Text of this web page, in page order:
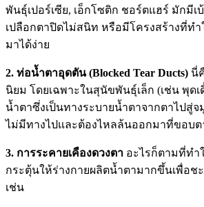
พันธุ์เปอร์เซีย, เอ็กโซติก ชอร์ตแฮร์ มักมีเ
เปลือกตาปิดไม่สนิท หรือมีโครงสร้างที่ท
มาได้ง่าย
2. ท่อน้ำตาอุดตัน (Blocked Tear Ducts) นี่
นิยม โดยเฉพาะในสุนัขพันธุ์เล็ก (เช่น พุด
น้ำตาซึ่งเป็นทางระบายน้ำตาจากตาไปสู่
ไม่มีทางไปและต้องไหลล้นออกมาที่ขอบ
3. การระคายเคืองดวงตา อะไรก็ตามที่ทำ
กระตุ้นให้ร่างกายผลิตน้ำตามากขึ้นเพื่อช
เช่น